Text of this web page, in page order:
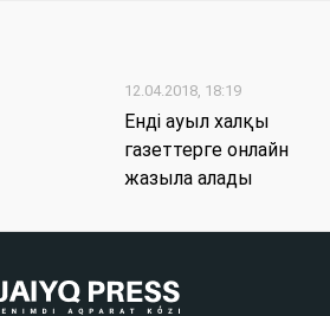
12.04.2018, 18:19
Енді ауыл халқы
газеттерге онлайн
жазыла алады